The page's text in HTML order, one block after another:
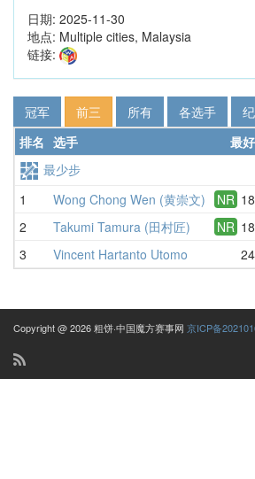
日期: 2025-11-30
地点: Multiple cities, Malaysia
链接:
冠军 前三 所有 各选手
排名 选手 最好
最少步
1
Wong Chong Wen (黄崇文) NR 18
2 Takumi Tamura (田村匠) NR 18
3 Vincent Hartanto Utomo 24
Copyright @ 2026 粗饼·中国魔方赛事网 京ICP备